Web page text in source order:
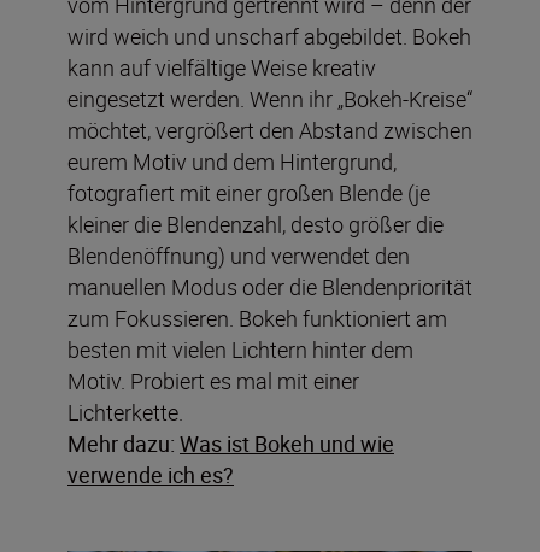
wird weich und unscharf abgebildet. Bokeh
kann auf vielfältige Weise kreativ
eingesetzt werden. Wenn ihr „Bokeh-Kreise“
möchtet, vergrößert den Abstand zwischen
eurem Motiv und dem Hintergrund,
fotografiert mit einer großen Blende (je
kleiner die Blendenzahl, desto größer die
Blendenöffnung) und verwendet den
manuellen Modus oder die Blendenpriorität
zum Fokussieren. Bokeh funktioniert am
besten mit vielen Lichtern hinter dem
Motiv. Probiert es mal mit einer
Lichterkette.
Mehr dazu: Was ist Bokeh und wie
verwende ich es?